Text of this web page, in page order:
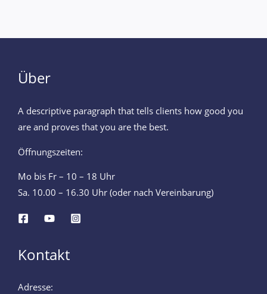
Über
A descriptive paragraph that tells clients how good you
are and proves that you are the best.
Öffnungszeiten:
Mo bis Fr – 10 – 18 Uhr
Sa. 10.00 – 16.30 Uhr (oder nach Vereinbarung)
Kontakt
Adresse: